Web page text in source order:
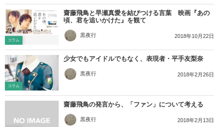
コラム
齋藤飛鳥と早瀬真愛を結びつける言葉 映画『あの
頃、君を追いかけた』を観て
黒夜行 2018年10月22日
コラム
少女でもアイドルでもなく、表現者・平手友梨奈
黒夜行 2018年2月26日
齋藤飛鳥の発言から、「ファン」について考える
黒夜行 2018年2月13日